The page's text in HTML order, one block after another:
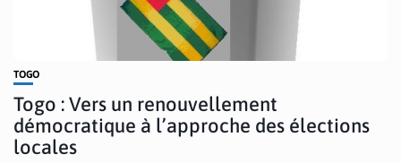
TOGO
Togo : Vers un renouvellement
démocratique à l’approche des élections
locales